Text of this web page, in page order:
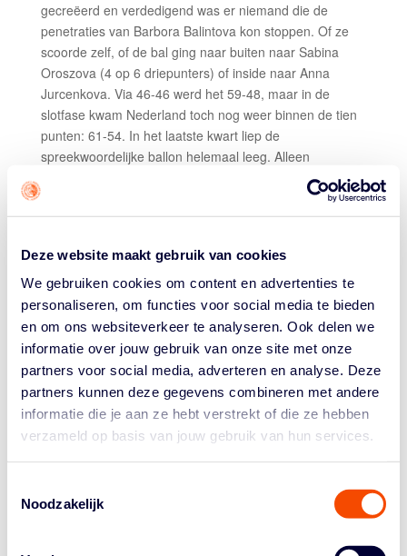
Deze website maakt gebruik van cookies
We gebruiken cookies om content en advertenties te
personaliseren, om functies voor social media te bieden
en om ons websiteverkeer te analyseren. Ook delen we
informatie over jouw gebruik van onze site met onze
partners voor social media, adverteren en analyse. Deze
partners kunnen deze gegevens combineren met andere
informatie die je aan ze hebt verstrekt of die ze hebben
verzameld op basis van jouw gebruik van hun services.
Noodzakelijk
gecreëerd en verdedigend was er niemand die de
penetraties van Barbora Balintova kon stoppen. Of ze
scoorde zelf, of de bal ging naar buiten naar Sabina
Oroszova (4 op 6 driepunters) of inside naar Anna
Jurcenkova. Via 46-46 werd het 59-48, maar in de
slotfase kwam Nederland toch nog weer binnen de tien
punten: 61-54. In het laatste kwart liep de
spreekwoordelijke ballon helemaal leeg. Alleen
Cornelius en Hof scoorden nog voor de Lions. Samen
maakten ze na de rust 16 van de slechts 21
Nederlandse punten.
OPVALLEND
Nederland werkte in de eerste helft tegen 62 procent af,
maar finishte op 44 procent en nam over de hele
wedstrijd 16 (!) schoten minder dan Slowakije. De
Orange Lions leden 16 keer balverlies (tegen Slowakije
7), misten 9 vrije worpen (10 op 19), stonden de
tegenstander 15 aanvallende rebounds en 8 punten op
de fastbreak toe.
TOPSCORERS
Slowakije:Barbora Balintova 20 punten, 8 assists en 3
turnovers; Sabina Oroszova 18 punten, 8 rebounds, 5
assists en 4/6 driepunters.
rebounds, 4 assists en 5 turnovers; Laura Cornelius